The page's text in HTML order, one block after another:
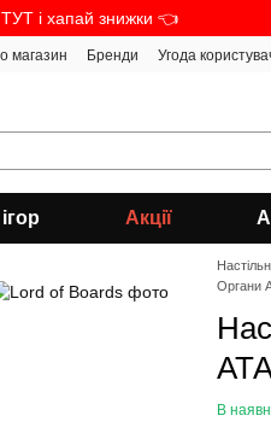
і хапай знижки 👈
магазин Бренди Угода
Акції
Органи
В